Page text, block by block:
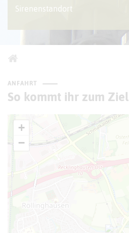
Sirenenstandort
ANFAHRT
So kommt ihr zum Ziel
+
−